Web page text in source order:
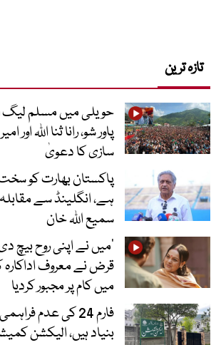
حویلی میں مسلم لیگ (ن) کا بڑا انتخابی
پاور شو، رانا ثنا اللہ اور امیر مقام کی حکومت
سازی کا دعویٰ
پاکستان بھارت کو سخت ٹکر دے سکتا
ہے، انگلینڈ سے مقابلہ سخت ہوگا:
سمیع اللہ خان
’میں نے اپنی روح بیچ دی تھی‘، ایک کروڑ
قرض نے معروف اداکارہ کو سی گریڈ فلموں
میں کام پر مجبور کردیا
فارم 24 کی عدم فراہمی کے دعوے بے
بنیاد ہیں، الیکشن کمیشن آزاد کشمیر